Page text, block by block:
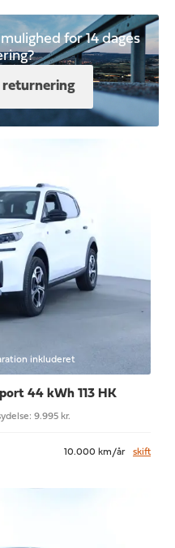
for 14 dages
inkluderet
44 kWh 113 HK
9.995 kr.
10.000 km/år skift